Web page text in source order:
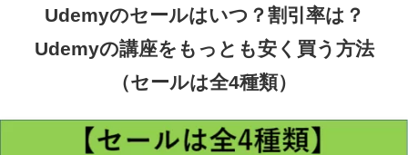
Udemyのセールはいつ？割引率は？
Udemyの講座をもっとも安く買う方法
（セールは全4種類）